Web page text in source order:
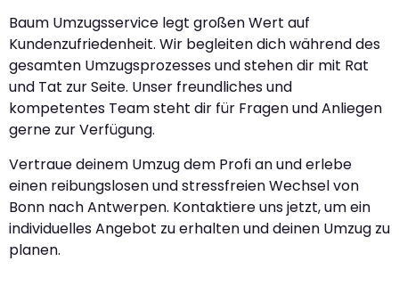
Baum Umzugsservice legt großen Wert auf
Kundenzufriedenheit. Wir begleiten dich während des
gesamten Umzugsprozesses und stehen dir mit Rat
und Tat zur Seite. Unser freundliches und
kompetentes Team steht dir für Fragen und Anliegen
gerne zur Verfügung.
Vertraue deinem Umzug dem Profi an und erlebe
einen reibungslosen und stressfreien Wechsel von
Bonn nach Antwerpen. Kontaktiere uns jetzt, um ein
individuelles Angebot zu erhalten und deinen Umzug zu
planen.